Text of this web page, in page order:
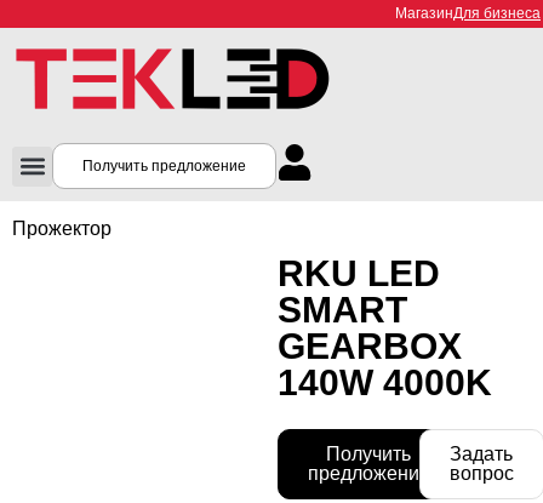
МагазинДля бизнеса
Получить предложение
Прожектор
RKU LED
SMART
GEARBOX
140W 4000K
Получить
предложение
Задать
вопрос